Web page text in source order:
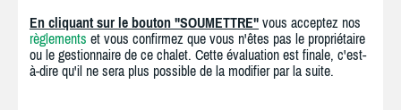
En cliquant sur le bouton "SOUMETTRE" vous acceptez nos
règlements et vous confirmez que vous n'êtes pas le propriétaire
ou le gestionnaire de ce chalet. Cette évaluation est finale, c'est-
à-dire qu'il ne sera plus possible de la modifier par la suite.